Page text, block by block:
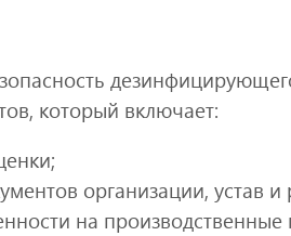
который включает:
организации, устав и
на